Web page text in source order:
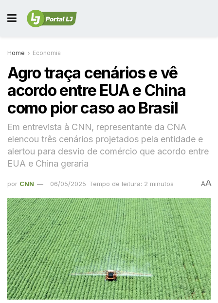
Home Economia
Agro traça cenários e vê
acordo entre EUA e China
como pior caso ao Brasil
Em entrevista à CNN, representante da CNA
elencou três cenários projetados pela entidade e
alertou para desvio de comércio que acordo entre
EUA e China geraria
por CNN 06/05/2025 Tempo de leitura: 2 minutos AA